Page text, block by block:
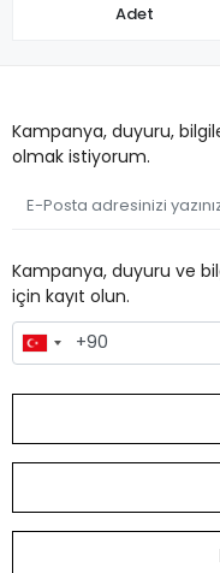
Adet
Kampanya, duyuru,
olmak istiyorum.
Kampanya, duyuru ve
için kayıt olun.